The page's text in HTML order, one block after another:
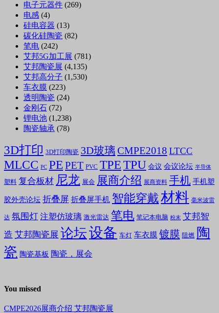
电子元器件 (269)
电感 (4)
硅电容器 (13)
碳化硅陶瓷 (82)
笔电 (242)
艾邦5G加工展 (781)
艾邦陶瓷展 (4,135)
艾邦高分子 (1,530)
车衣膜 (223)
透明陶瓷 (24)
金刚石 (72)
锂电池 (1,238)
陶瓷轴承 (78)
3D打印 3D打印陶瓷 3D玻璃 CMPE2018 LTCC
MLCC PC PE PET PVC TPETPU 会议 会议论坛 半导体
塑料 复合板材 尼龙 展会 展商介绍 展商资料 手机 手机塑
胶外壳论坛 折叠屏 折叠屏手机 智能穿戴材料 毫米波雷
达 氛围灯 注塑仿玻璃 激光雷达 笔电 笔记本电脑 粉末 艾邦智
造 艾邦陶瓷展 论坛设备 车灯 车衣膜 镀膜 阻燃 陶
瓷 陶瓷基板 陶瓷，展会
You missed
CMPE2026展商介绍 艾邦陶瓷展